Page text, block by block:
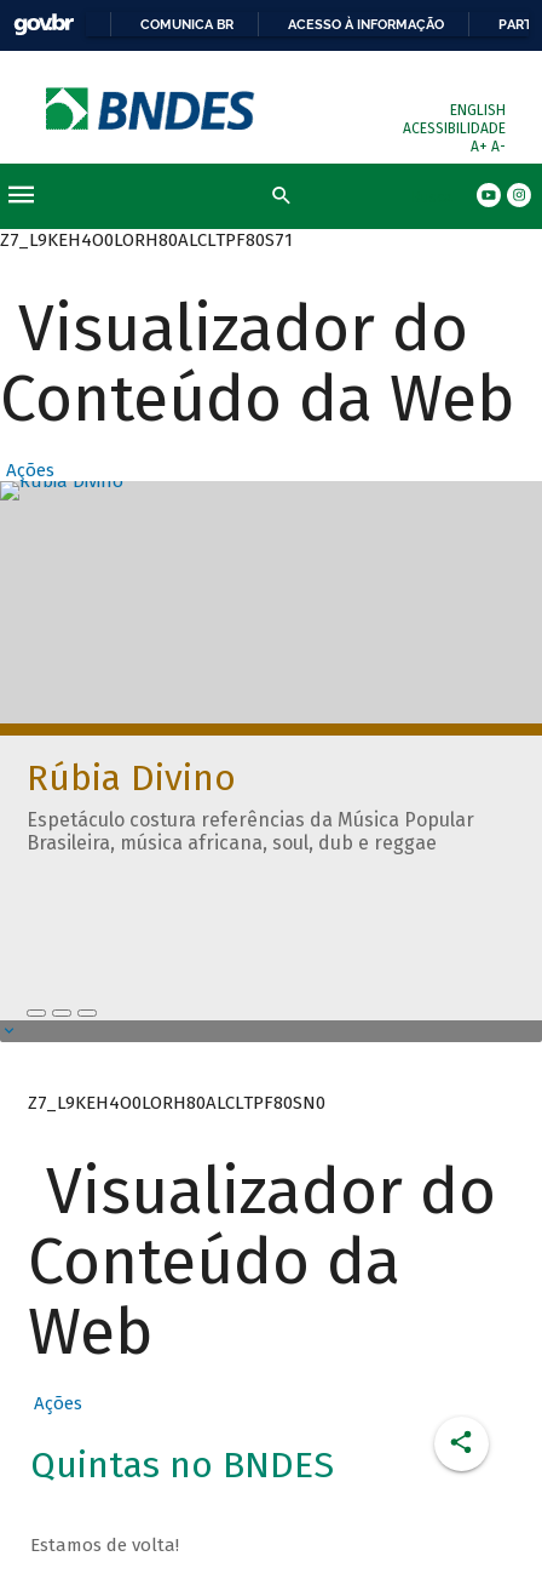
COMUNICA BR ACESSO À INFORMAÇÃO
ENGLISH
ACESSIBILIDADE
A+ A-
Z7_L9KEH4O0LORH80ALCLTPF80S71
Visualizador do
Conteúdo da Web
Ações
Destaques
Rúbia Divino
Espetáculo costura referências da Música Popular
Brasileira, música africana, soul, dub e reggae
Z7_L9KEH4O0LORH80ALCLTPF80SN0
Visualizador do
Conteúdo da
Web
Ações
Quintas no BNDES
Estamos de volta!